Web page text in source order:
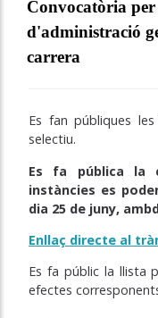
Convocatòria
d'administració
carrera
Es fan públiques
selectiu.
Es fa pública la
instàncies es
dia 25 de juny,
Enllaç directe al
Es fa públic la llista
efectes